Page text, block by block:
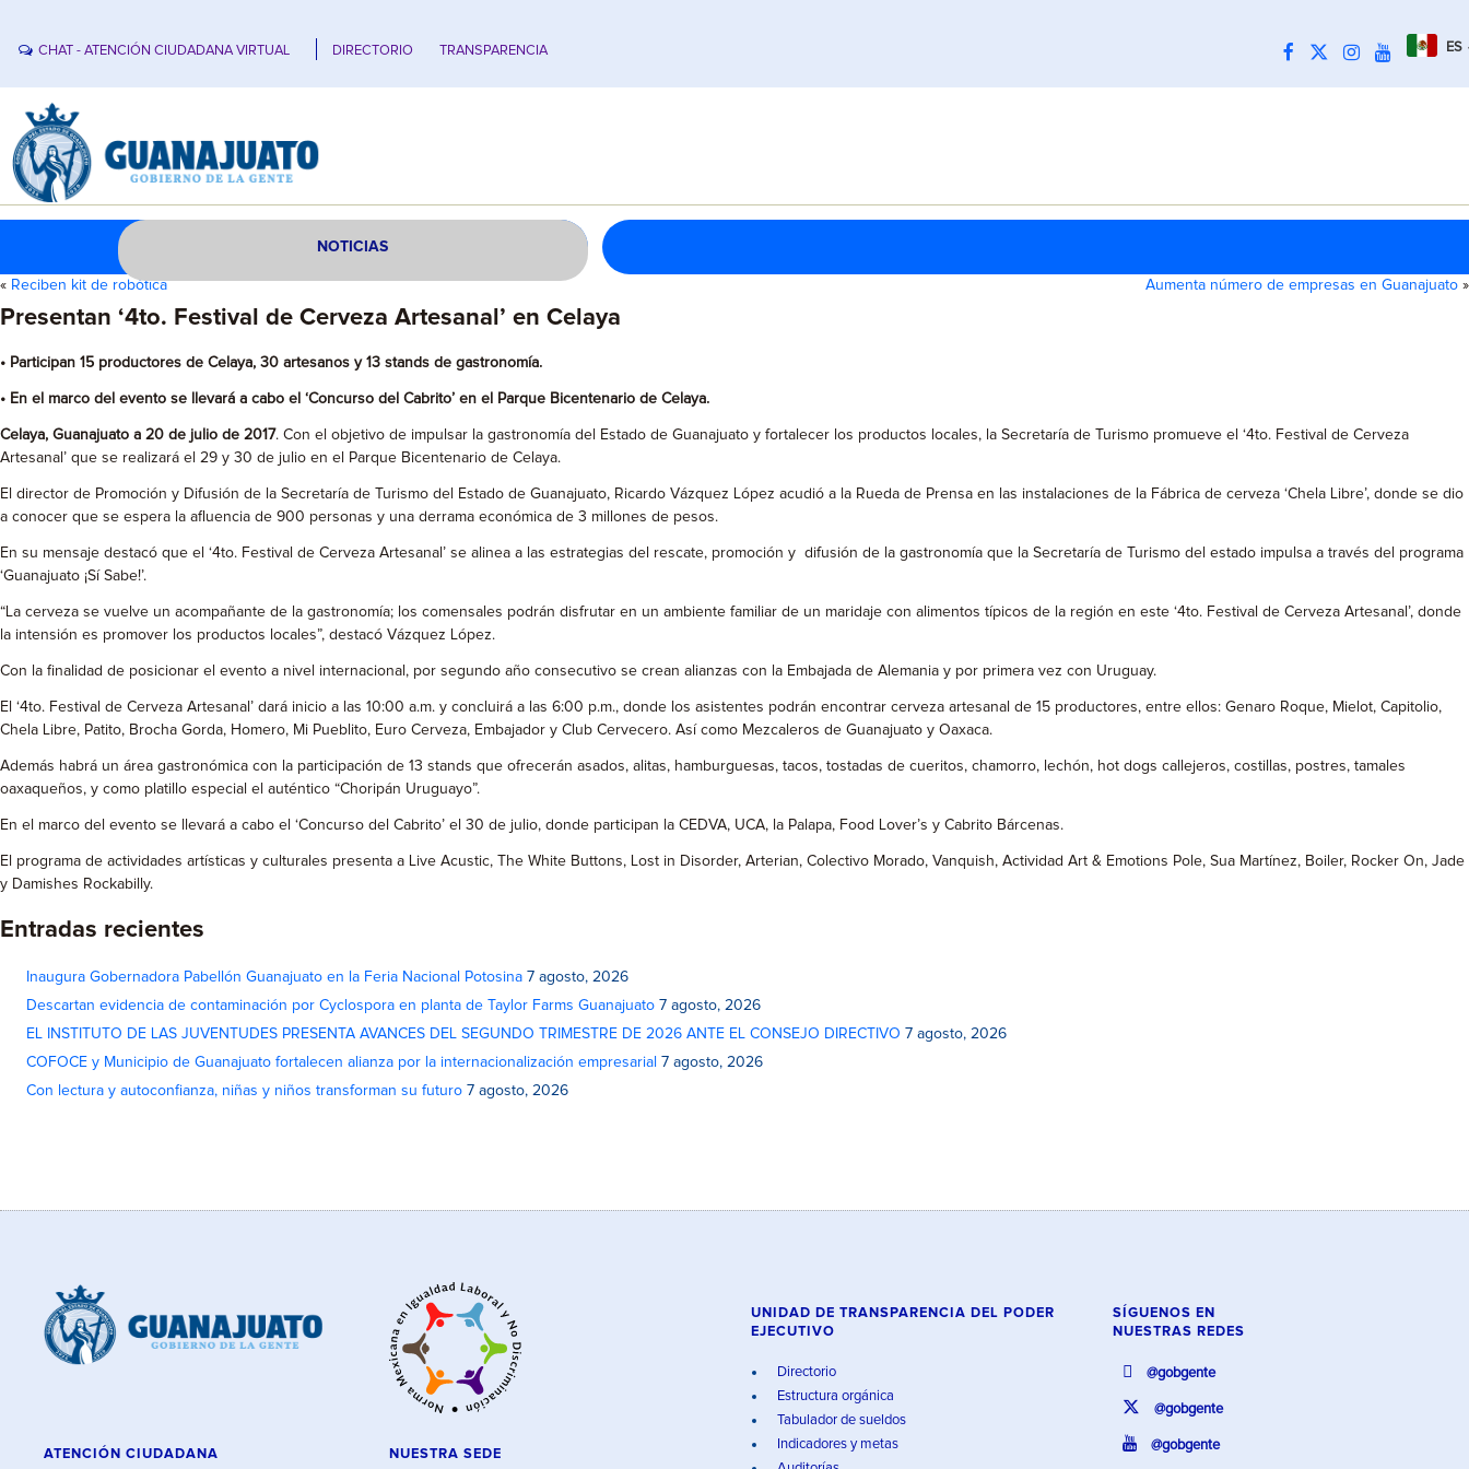
CHAT - ATENCIÓN CIUDADANA VIRTUAL DIRECTORIO TRANSPARENCIA ES
NOTICIAS
« Reciben kit de robótica Aumenta número de empresas en Guanajuato »
Presentan ‘4to. Festival de Cerveza Artesanal’ en Celaya
• Participan 15 productores de Celaya, 30 artesanos y 13 stands de gastronomía.
• En el marco del evento se llevará a cabo el ‘Concurso del Cabrito’ en el Parque Bicentenario de Celaya.
Celaya, Guanajuato a 20 de julio de 2017. Con el objetivo de impulsar la gastronomía del Estado de Guanajuato y fortalecer los productos locales, la Secretaría de Turismo promueve el ‘4to. Festival de Cerveza
Artesanal’ que se realizará el 29 y 30 de julio en el Parque Bicentenario de Celaya.
El director de Promoción y Difusión de la Secretaría de Turismo del Estado de Guanajuato, Ricardo Vázquez López acudió a la Rueda de Prensa en las instalaciones de la Fábrica de cerveza ‘Chela Libre’, donde se dio
a conocer que se espera la afluencia de 900 personas y una derrama económica de 3 millones de pesos.
En su mensaje destacó que el ‘4to. Festival de Cerveza Artesanal’ se alinea a las estrategias del rescate, promoción y difusión de la gastronomía que la Secretaría de Turismo del estado impulsa a través del programa
‘Guanajuato ¡Sí Sabe!’.
“La cerveza se vuelve un acompañante de la gastronomía; los comensales podrán disfrutar en un ambiente familiar de un maridaje con alimentos típicos de la región en este ‘4to. Festival de Cerveza Artesanal’, donde
la intensión es promover los productos locales”, destacó Vázquez López.
Con la finalidad de posicionar el evento a nivel internacional, por segundo año consecutivo se crean alianzas con la Embajada de Alemania y por primera vez con Uruguay.
El ‘4to. Festival de Cerveza Artesanal’ dará inicio a las 10:00 a.m. y concluirá a las 6:00 p.m., donde los asistentes podrán encontrar cerveza artesanal de 15 productores, entre ellos: Genaro Roque, Mielot, Capitolio,
Chela Libre, Patito, Brocha Gorda, Homero, Mi Pueblito, Euro Cerveza, Embajador y Club Cervecero. Así como Mezcaleros de Guanajuato y Oaxaca.
Además habrá un área gastronómica con la participación de 13 stands que ofrecerán asados, alitas, hamburguesas, tacos, tostadas de cueritos, chamorro, lechón, hot dogs callejeros, costillas, postres, tamales
oaxaqueños, y como platillo especial el auténtico “Choripán Uruguayo”.
En el marco del evento se llevará a cabo el ‘Concurso del Cabrito’ el 30 de julio, donde participan la CEDVA, UCA, la Palapa, Food Lover’s y Cabrito Bárcenas.
El programa de actividades artísticas y culturales presenta a Live Acustic, The White Buttons, Lost in Disorder, Arterian, Colectivo Morado, Vanquish, Actividad Art & Emotions Pole, Sua Martínez, Boiler, Rocker On, Jade
y Damishes Rockabilly.
Entradas recientes
Inaugura Gobernadora Pabellón Guanajuato en la Feria Nacional Potosina 7 agosto, 2026
Descartan evidencia de contaminación por Cyclospora en planta de Taylor Farms Guanajuato 7 agosto, 2026
EL INSTITUTO DE LAS JUVENTUDES PRESENTA AVANCES DEL SEGUNDO TRIMESTRE DE 2026 ANTE EL CONSEJO DIRECTIVO 7 agosto, 2026
COFOCE y Municipio de Guanajuato fortalecen alianza por la internacionalización empresarial 7 agosto, 2026
Con lectura y autoconfianza, niñas y niños transforman su futuro 7 agosto, 2026
ATENCIÓN CIUDADANA NUESTRA SEDE
UNIDAD DE TRANSPARENCIA DEL PODER
EJECUTIVO
Directorio
Estructura orgánica
Tabulador de sueldos
Indicadores y metas
SÍGUENOS EN
NUESTRAS REDES
@gobgente
@gobgente
@gobgente